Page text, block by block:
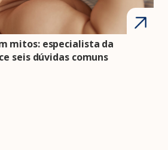
mitos: especialista da
seis dúvidas comuns